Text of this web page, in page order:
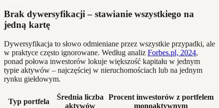
Brak dywersyfikacji – stawianie wszystkiego na
jedną kartę
Dywersyfikacja to słowo odmieniane przez wszystkie przypadki, ale
w praktyce często ignorowane. Według analiz Forbes.pl, 2024,
ponad połowa inwestorów lokuje większość kapitału w jednym
typie aktywów – najczęściej w nieruchomościach lub na jednym
rynku giełdowym.
Typ portfela
Średnia liczba
aktywów
Procent inwestorów z portfelem
monoaktywnym